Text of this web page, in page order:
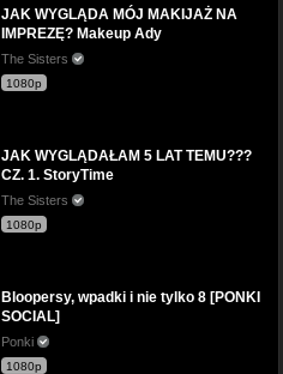
JAK WYGLĄDA MÓJ MAKIJAŻ NA
IMPREZĘ? Makeup Ady
The Sisters
1080p
JAK WYGLĄDAŁAM 5 LAT TEMU???
CZ. 1. StoryTime
The Sisters
1080p
Bloopersy, wpadki i nie tylko 8 [PONKI
SOCIAL]
Ponki
1080p